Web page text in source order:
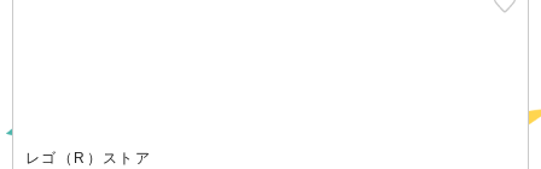
レゴ（R）ストア